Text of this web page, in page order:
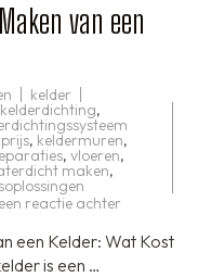
van een
kelder
,
, keldermuren,
, vloeren,
maken,
reactie achter
Prijs
van
een Kelder: Wat Kost
is een …